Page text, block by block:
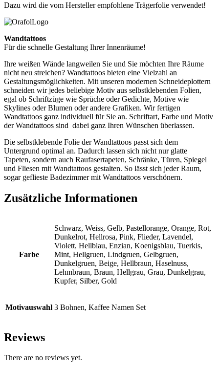
Dazu wird die vom Hersteller empfohlene Trägerfolie verwendet!
Wandtattoos
Für die schnelle Gestaltung Ihrer Innenräume!
Ihre weißen Wände langweilen Sie und Sie möchten Ihre Räume
nicht neu streichen? Wandtattoos bieten eine Vielzahl an
Gestaltungsmöglichkeiten. Mit unseren modernen Schneideplottern
schneiden wir jedes beliebige Motiv aus selbstklebenden Folien,
egal ob Schriftzüge wie Sprüche oder Gedichte, Motive wie
Skylines oder Blumen oder andere Grafiken. Wir fertigen
Wandtattoos ganz individuell für Sie an. Schriftart, Farbe und Motiv
der Wandtattoos sind dabei ganz Ihren Wünschen überlassen.
Die selbstklebende Folie der Wandtattoos passt sich dem
Untergrund optimal an. Dadurch lassen sich nicht nur glatte
Tapeten, sondern auch Raufasertapeten, Schränke, Türen, Spiegel
und Fliesen mit Wandtattoos gestalten. So lässt sich jeder Raum,
sogar geflieste Badezimmer mit Wandtattoos verschönern.
Zusätzliche Informationen
Farbe
Schwarz, Weiss, Gelb, Pastellorange, Orange, Rot,
Dunkelrot, Hellrosa, Pink, Flieder, Lavendel,
Violett, Hellblau, Enzian, Koenigsblau, Tuerkis,
Mint, Hellgruen, Lindgruen, Gelbgruen,
Dunkelgruen, Beige, Hellbraun, Haselnuss,
Lehmbraun, Braun, Hellgrau, Grau, Dunkelgrau,
Kupfer, Silber, Gold
Motivauswahl 3 Bohnen, Kaffee Namen Set
Reviews
There are no reviews yet.